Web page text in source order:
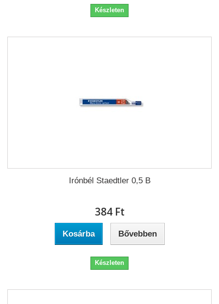
Készleten
Irónbél Staedtler 0,5 B
384 Ft‎
Kosárba Bővebben
Készleten